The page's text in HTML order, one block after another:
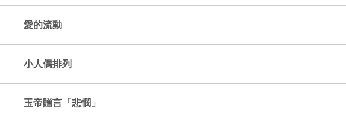
愛的流動
小人偶排列
玉帝贈言「悲憫」